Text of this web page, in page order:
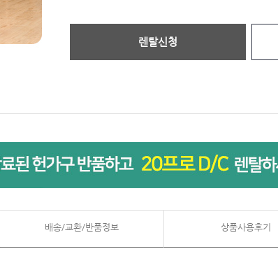
렌탈신청
배송/교환/반품정보 상품사용후기